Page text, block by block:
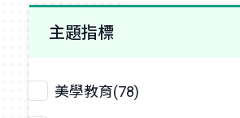
主題指標
美學教育(78)